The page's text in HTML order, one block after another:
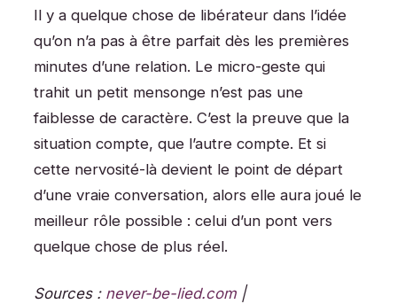
Il y a quelque chose de libérateur dans l’idée
qu’on n’a pas à être parfait dès les premières
minutes d’une relation. Le micro-geste qui
trahit un petit mensonge n’est pas une
faiblesse de caractère. C’est la preuve que la
situation compte, que l’autre compte. Et si
cette nervosité-là devient le point de départ
d’une vraie conversation, alors elle aura joué le
meilleur rôle possible : celui d’un pont vers
quelque chose de plus réel.
Sources : never-be-lied.com |